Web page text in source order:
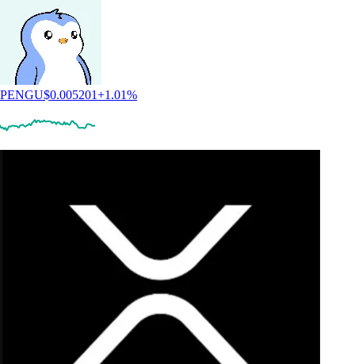
PENGU$0.005201+1.01%